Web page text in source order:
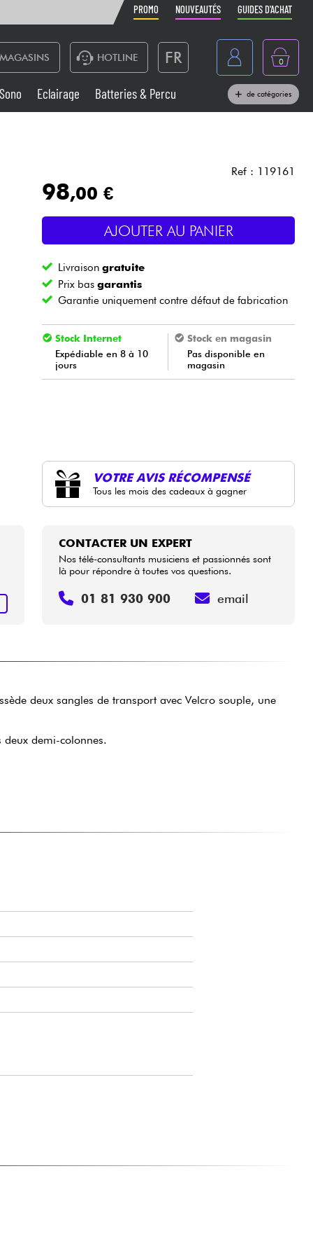
PROMO NOUVEAUTÉS GUIDES D'ACHAT
MAGASINS HOTLINE FR
Belgique
België
Nederland
0
Sono
Vents
Câbles & Access.
Sono Eclairage
Batteries & Percu
de catégories
Ref : 119161
98,00 €
AJOUTER AU PANIER
Livraisongratuite
Prix basgarantis
Garantie uniquement contre défaut de fabrication
Stock Internet
Expédiable en 8 à 10
jours
Stock en magasin
Pas disponible en
magasin
VOTRE AVIS RÉCOMPENSÉ
Tous les mois des cadeaux à gagner
CONTACTER UN EXPERT
Nos télé-consultants musiciens et passionnés sont
là pour répondre à toutes vos questions.
01 81 930 900 email
deux sangles de transport avec Velcro souple, une
deux demi-colonnes.